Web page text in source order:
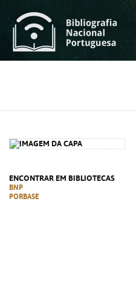
ENCONTRAR EM BIBLIOTECAS
BNP
PORBASE